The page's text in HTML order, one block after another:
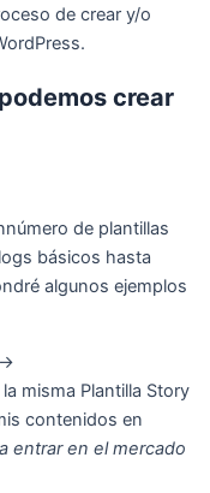
de crear y/o
crear
de plantillas
básicos hasta
algunos ejemplos
misma Plantilla Story
contenidos en
entrar en el mercado